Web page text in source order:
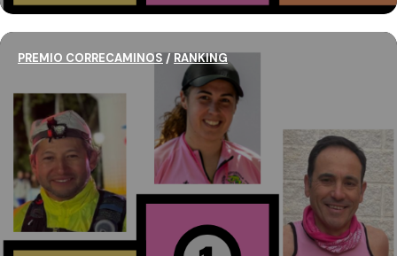
PREMIO CORRECAMINOS / RANKING